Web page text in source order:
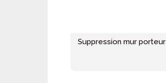
Suppression mur porteur